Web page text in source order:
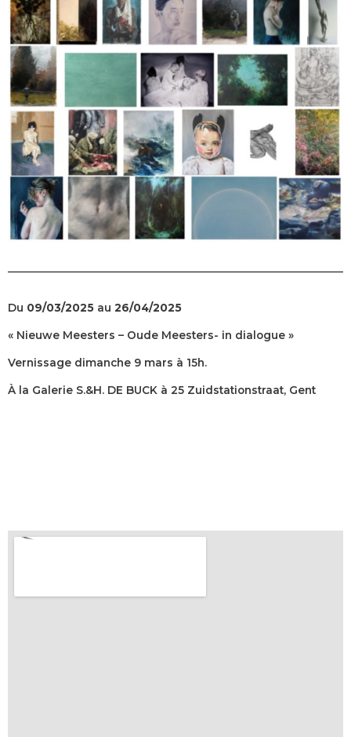
Du 09/03/2025 au 26/04/2025
« Nieuwe Meesters – Oude Meesters- in dialogue »
Vernissage dimanche 9 mars à 15h.
À la Galerie S.&H. DE BUCK à 25 Zuidstationstraat, Gent